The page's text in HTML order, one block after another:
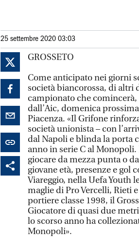
25 settembre 2020 03:03
GROSSETO
Come anticipato nei giorni
società biancorossa, di altri
campionato che
dall’Aic, domenica
Piacenza. «Il Grifone
società unionista – con
dal Napoli e blinda la porta
anno in serie C al
giocare da mezza punta o
giovane età, presenze e gol
Viareggio, nella Uefa Youth
maglie di Pro Vercelli, Rieti
portiere classe 1998, il
Giocatore di quasi due
lo scorso anno ha
Monopoli».